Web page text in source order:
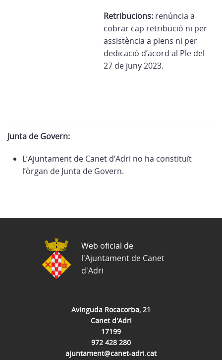
Retribucions: renúncia a
cobrar cap retribució ni per
assistència a plens ni per
dedicació d’acord al Ple del
27 de juny 2023.
Junta de Govern:
L’Ajuntament de Canet d’Adri no ha constituït
l’òrgan de Junta de Govern.
Avinguda Rocacorba, 21
Canet d'Adri
17199
972 428 280
ajuntament@canet-adri.cat
Web oficial de
l'Ajuntament de Canet
d'Adri